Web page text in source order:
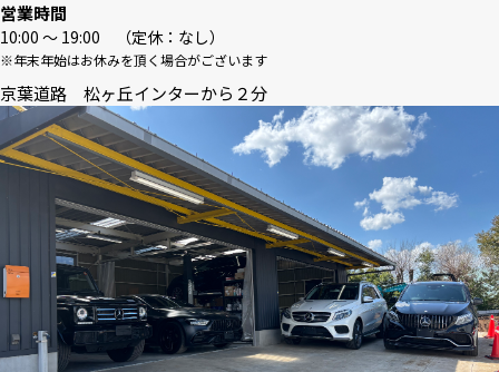
営業時間
10:00 〜 19:00 （定休：なし）
※年末年始はお休みを頂く場合がございます
京葉道路 松ヶ丘インターから２分